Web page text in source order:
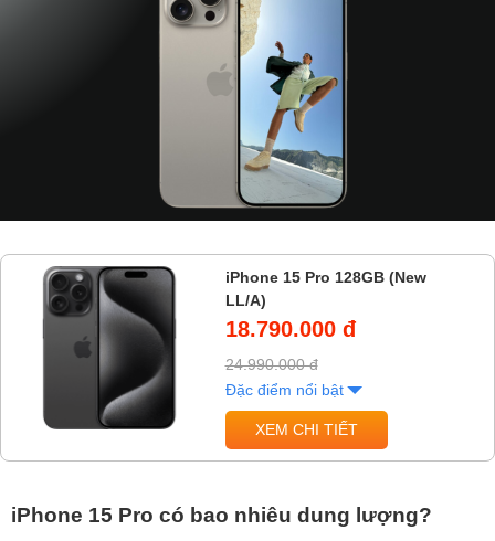
iPhone 15 Pro 128GB (New
LL/A)
18.790.000 đ
24.990.000 đ
Đặc điểm nổi bật
XEM CHI TIẾT
iPhone 15 Pro có bao nhiêu dung lượng?